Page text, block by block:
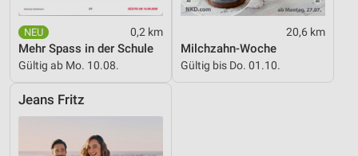
0,2 km
Mehr Spass in der Schule
Gültig ab Mo. 10.08.
20,6 km
Milchzahn-Woche
Gültig bis Do. 01.10.
Jeans Fritz